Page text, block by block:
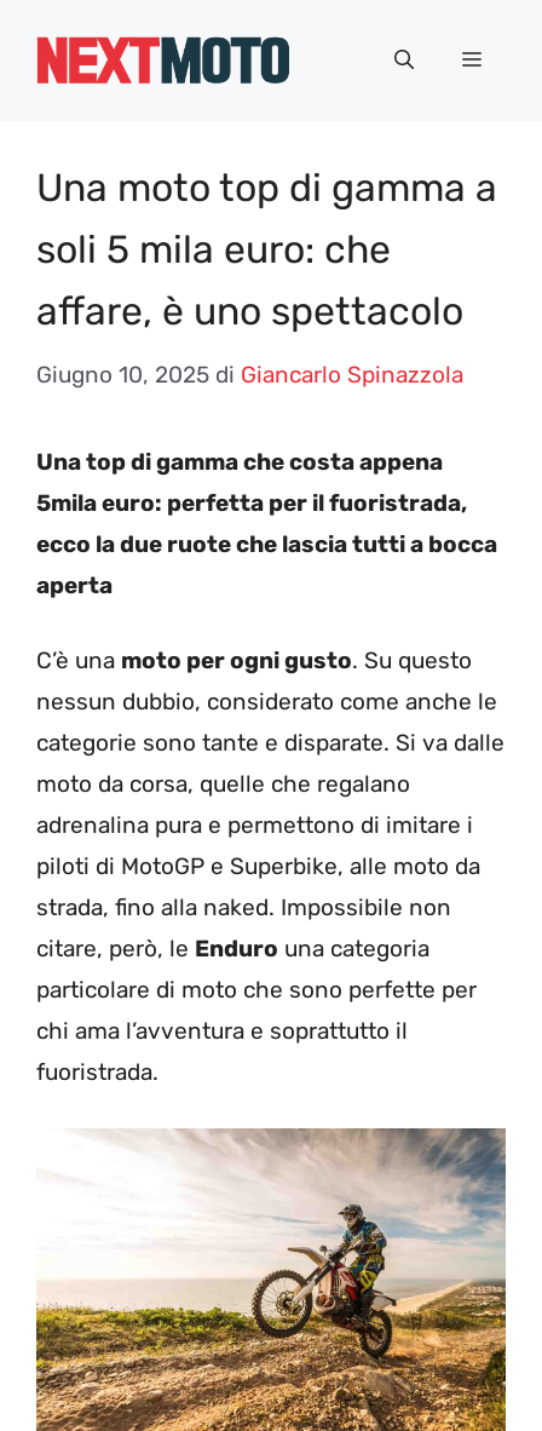
Menu
Una moto top di gamma a
soli 5 mila euro: che
affare, è uno spettacolo
Giugno 10, 2025 di Giancarlo Spinazzola
Una top di gamma che costa appena
5mila euro: perfetta per il fuoristrada,
ecco la due ruote che lascia tutti a bocca
aperta
C’è una moto per ogni gusto. Su questo
nessun dubbio, considerato come anche le
categorie sono tante e disparate. Si va dalle
moto da corsa, quelle che regalano
adrenalina pura e permettono di imitare i
piloti di MotoGP e Superbike, alle moto da
strada, fino alla naked. Impossibile non
citare, però, le Enduro una categoria
particolare di moto che sono perfette per
chi ama l’avventura e soprattutto il
fuoristrada.